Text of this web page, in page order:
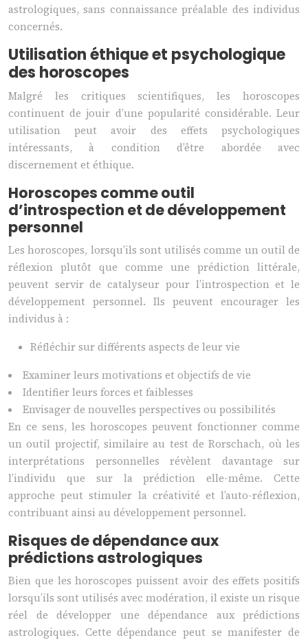
astrologiques, sans connaissance préalable des individus
concernés.
Utilisation éthique et psychologique
des horoscopes
Malgré les critiques scientifiques, les horoscopes
continuent de jouir d’une popularité considérable. Leur
utilisation peut avoir des effets psychologiques
intéressants, à condition d’être abordée avec
discernement et éthique.
Horoscopes comme outil
d’introspection et de développement
personnel
Les horoscopes, lorsqu’ils sont utilisés comme un outil de
réflexion plutôt que comme une prédiction littérale,
peuvent servir de catalyseur pour l’introspection et le
développement personnel. Ils peuvent encourager les
individus à :
Réfléchir sur différents aspects de leur vie
Examiner leurs motivations et objectifs de vie
Identifier leurs forces et faiblesses
Envisager de nouvelles perspectives ou possibilités
En ce sens, les horoscopes peuvent fonctionner comme
un outil projectif, similaire au test de Rorschach, où les
interprétations personnelles révèlent davantage sur
l’individu que sur la prédiction elle-même. Cette
approche peut stimuler la créativité et l’auto-réflexion,
contribuant ainsi au développement personnel.
Risques de dépendance aux
prédictions astrologiques
Bien que les horoscopes puissent avoir des effets positifs
lorsqu’ils sont utilisés avec modération, il existe un risque
réel de développer une dépendance aux prédictions
astrologiques. Cette dépendance peut se manifester de